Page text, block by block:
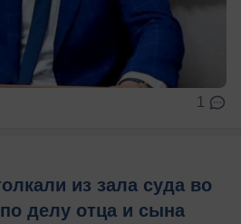
1
из зала суда во
делу отца и сына